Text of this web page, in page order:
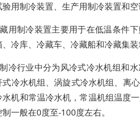
用制冷装置、生产用制冷装置和空
用制冷装置主要用于在低温条件
冷库、冷藏车、冷藏船和冷藏集装
冷行业中分为风冷式冷水机组和
式冷水机组、涡旋式冷水机组、离
水机和常温冷水机，常温机组温度
一般在0度至-100度左右。